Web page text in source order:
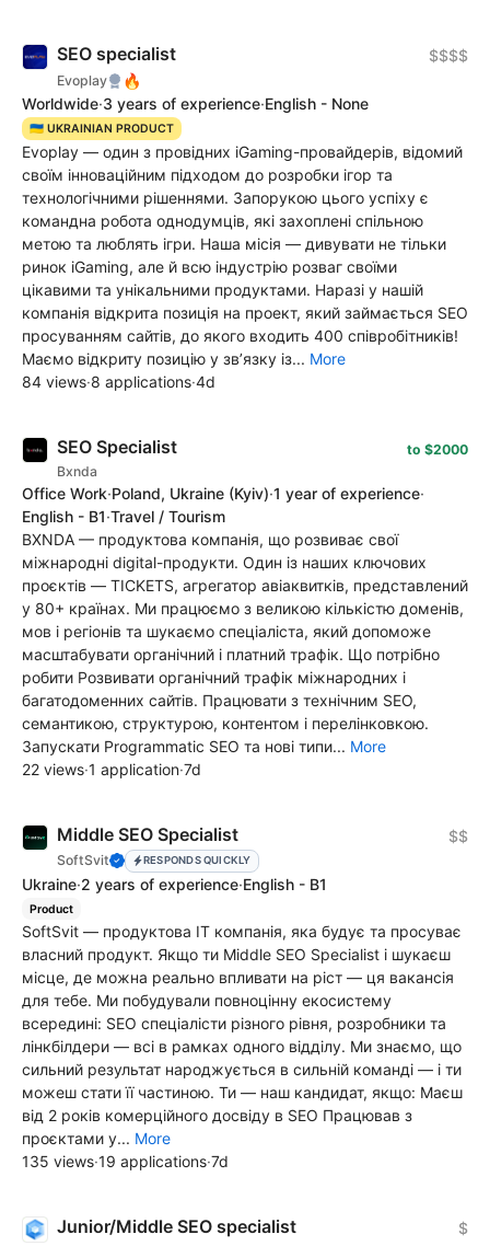
SEO specialist
Evoplay 🔥
$$$$
Worldwide·3 years of experience·English - None
🇺🇦 UKRAINIAN PRODUCT
Evoplay — один з провідних iGaming-провайдерів, відомий
своїм інноваційним підходом до розробки ігор та
технологічними рішеннями. Запорукою цього успіху є
командна робота однодумців, які захоплені спільною
метою та люблять ігри. Наша місія — дивувати не тільки
ринок iGaming, але й всю індустрію розваг своїми
цікавими та унікальними продуктами. Наразі у нашій
компанія відкрита позиція на проект, який займається SEO
просуванням сайтів, до якого входить 400 співробітників!
Маємо відкриту позицію у зв’язку із... More
84 views·8 applications·4d
SEO Specialist
Bxnda
to $2000
Office Work·Poland, Ukraine (Kyiv)·1 year of experience·
English - B1·Travel / Tourism
BXNDA — продуктова компанія, що розвиває свої
міжнародні digital-продукти. Один із наших ключових
проєктів — TICKETS, агрегатор авіаквитків, представлений
у 80+ країнах. Ми працюємо з великою кількістю доменів,
мов і регіонів та шукаємо спеціаліста, який допоможе
масштабувати органічний і платний трафік. Що потрібно
робити Розвивати органічний трафік міжнародних і
багатодоменних сайтів. Працювати з технічним SEO,
семантикою, структурою, контентом і перелінковкою.
Запускати Programmatic SEO та нові типи... More
22 views·1 application·7d
Middle SEO Specialist
SoftSvit RESPONDS QUICKLY
$$
Ukraine·2 years of experience·English - B1
Product
SoftSvit — продуктова IT компанія, яка будує та просуває
власний продукт. Якщо ти Middle SEO Specialist і шукаєш
місце, де можна реально впливати на ріст — ця вакансія
для тебе. Ми побудували повноцінну екосистему
всередині: SEO спеціалісти різного рівня, розробники та
лінкбілдери — всі в рамках одного відділу. Ми знаємо, що
сильний результат народжується в сильній команді — і ти
можеш стати її частиною. Ти — наш кандидат, якщо: Маєш
від 2 років комерційного досвіду в SEO Працював з
проєктами у... More
135 views·19 applications·7d
Junior/Middle SEO specialist $